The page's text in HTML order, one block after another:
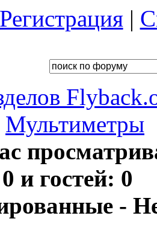
Регистрация|
Мультиметры
и гостей: 0
-